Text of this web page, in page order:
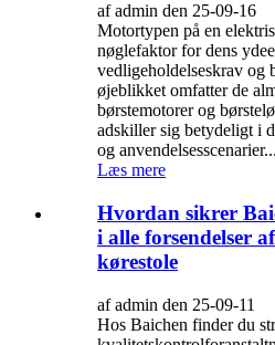
af admin den 25-09-16
Motortypen på en
nøglefaktor for dens
vedligeholdelseskrav og
øjeblikket omfatter de
børstemotorer og
adskiller sig betydeligt i
og
Læs mere
Hvordan sikrer
i alle forsendelser
kørestole
af admin den 25-09-11
Hos Baichen finder du